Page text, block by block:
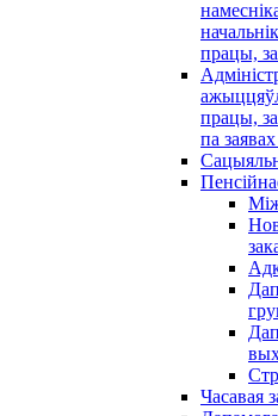
працы,
працы,
па
Часавая